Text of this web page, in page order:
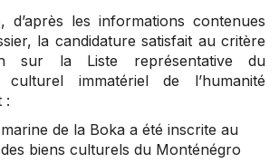
d’après les informations contenues
la candidature satisfait au critère
sur la Liste représentative du
culturel immatériel de l’humanité
:
de la Boka a été inscrite au
biens culturels du Monténégro